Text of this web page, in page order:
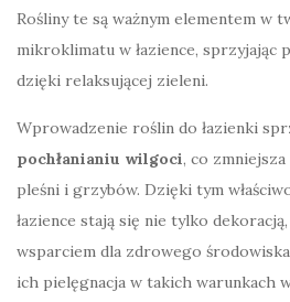
Rośliny te są ważnym elementem w
mikroklimatu w łazience, sprzyjając
dzięki relaksującej zieleni.
Wprowadzenie roślin do łazienki
pochłanianiu wilgoci, co
pleśni i grzybów. Dzięki tym
łazience stają się nie tylko
wsparciem dla zdrowego
ich pielęgnacja w takich warunkach